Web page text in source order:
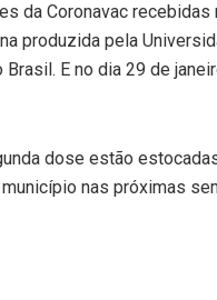
da Coronavac
produzida pela
Brasil. E no dia 29 de
dose estão
nas próximas